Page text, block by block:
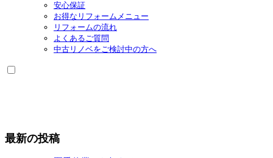
安心保証
お得なリフォームメニュー
リフォームの流れ
よくあるご質問
中古リノベをご検討中の方へ
最新の投稿